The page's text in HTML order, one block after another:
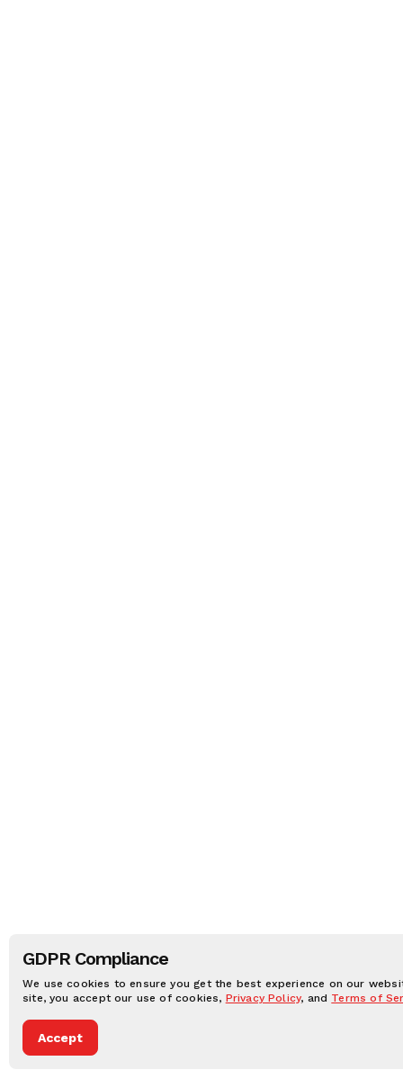
GDPR Compliance
We use cookies to ensure you get the best experience on our
site, you accept our use of cookies, Privacy Policy, and Terms of
Accept